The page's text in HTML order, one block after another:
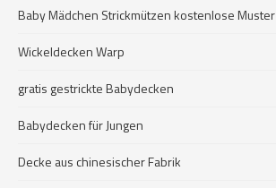
Baby Mädchen Strickmützen kostenlose Muster
Wickeldecken Warp
gratis gestrickte Babydecken
Babydecken für Jungen
Decke aus chinesischer Fabrik